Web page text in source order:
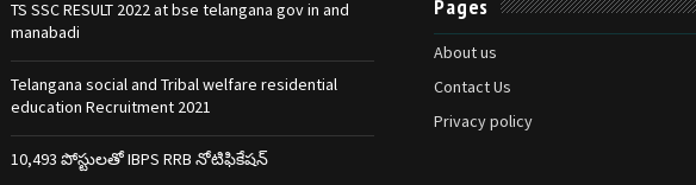
TS SSC RESULT 2022 at bse telangana gov in and
manabadi
Telangana social and Tribal welfare residential
education Recruitment 2021
10,493 పోస్టులతో IBPS RRB నోటిఫికేషన్‌
Pages
About us
Contact Us
Privacy policy